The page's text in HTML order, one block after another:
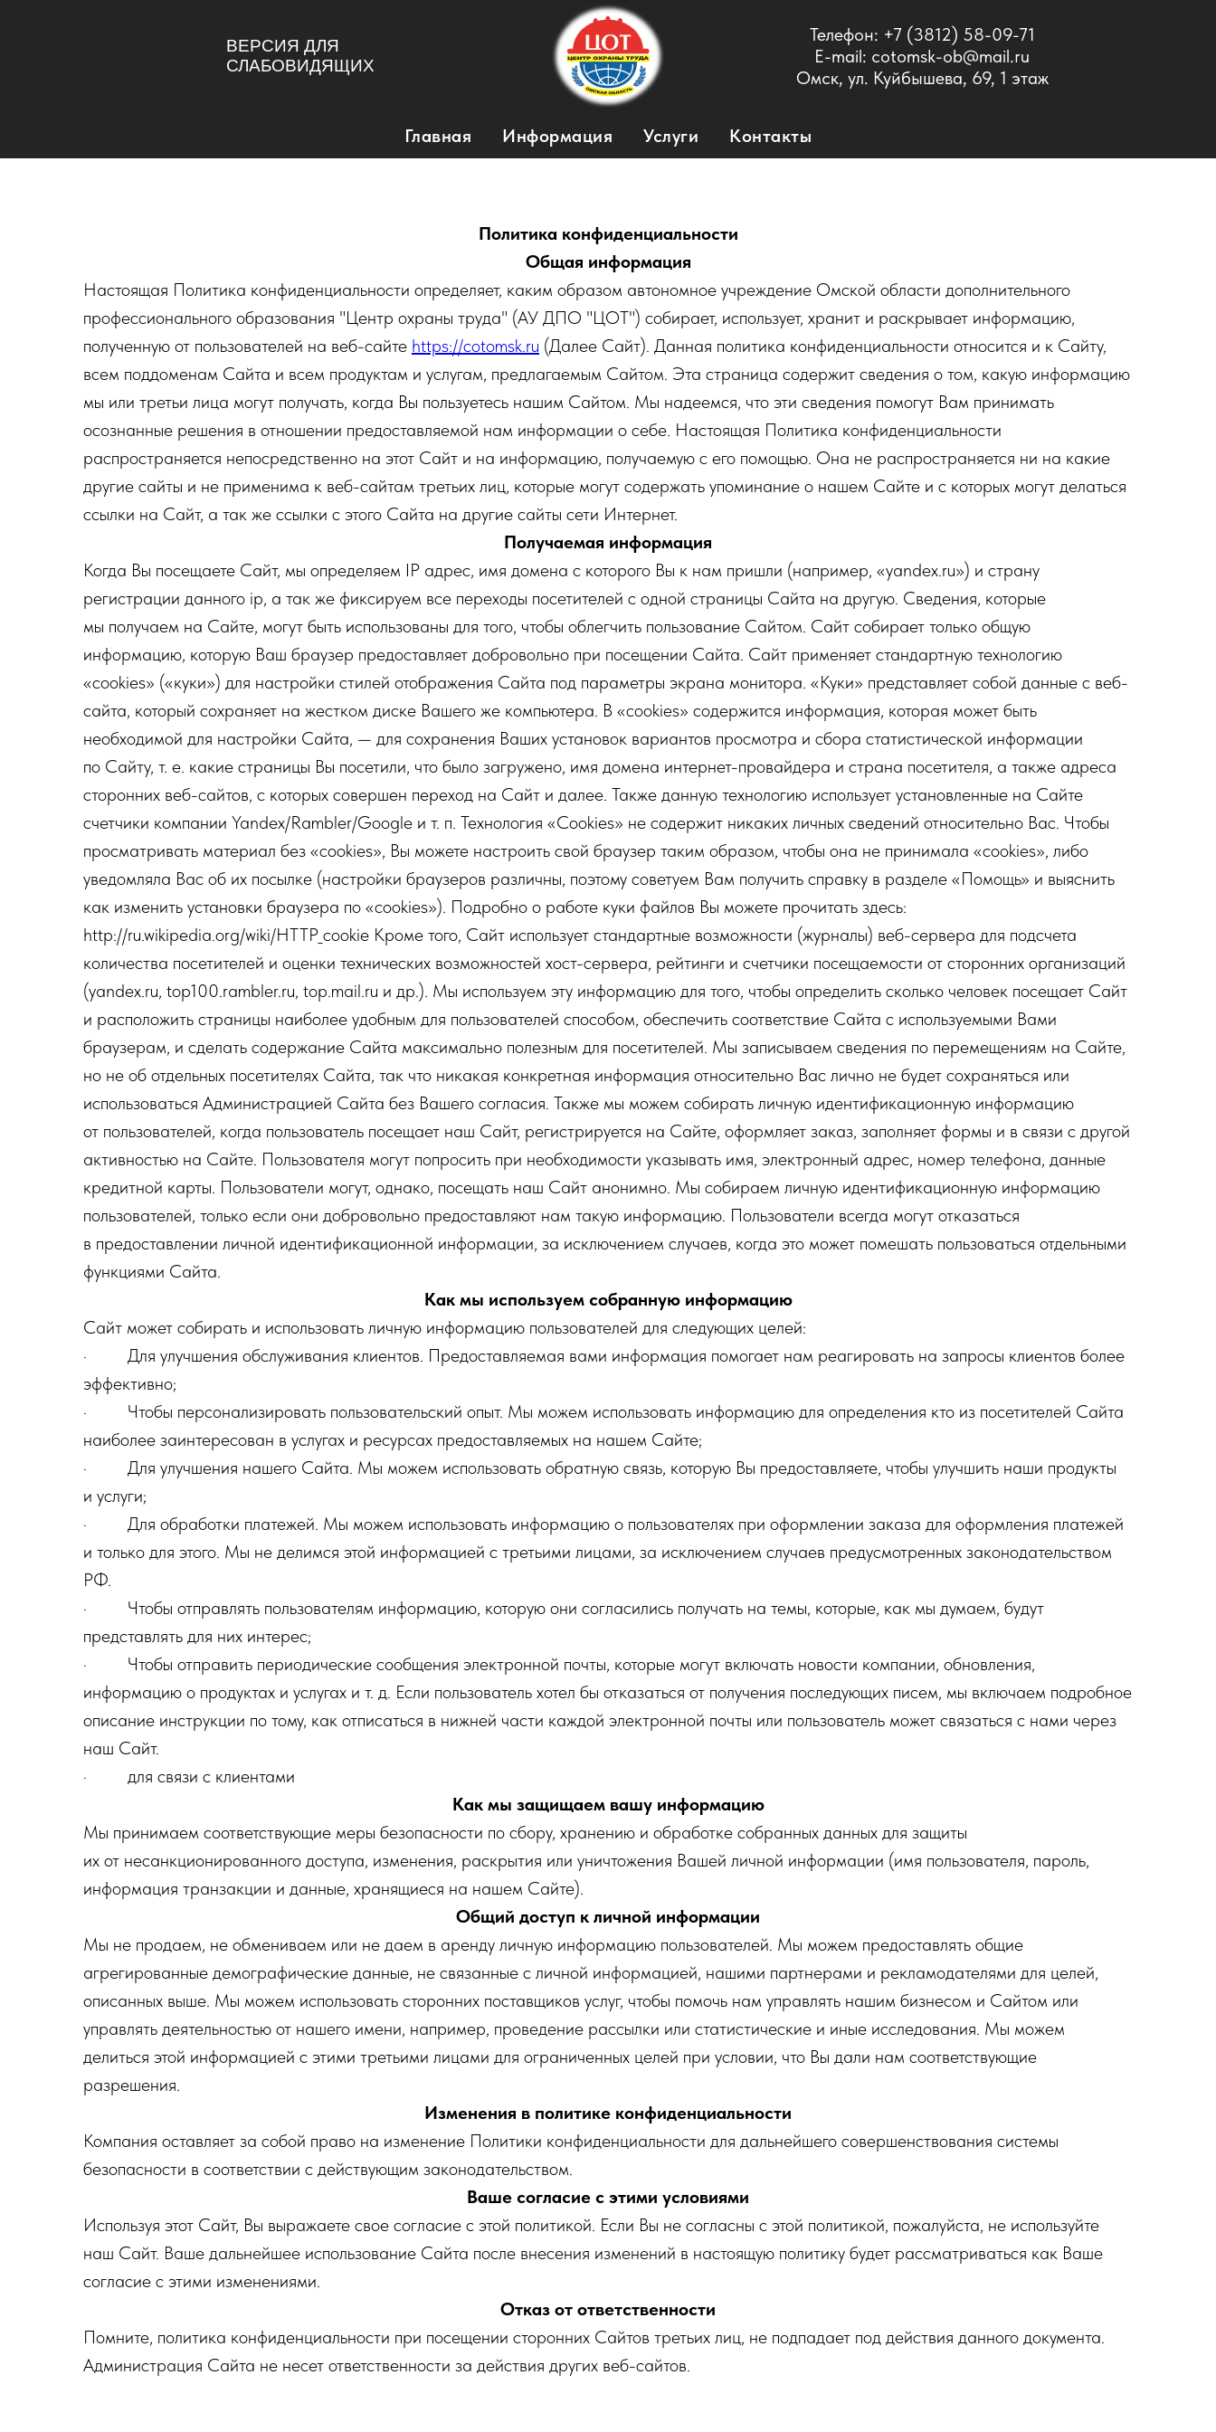
Телефон: +7 (3812) 58-09-71
E-mail: cotomsk-ob@mail.ru
Омск, ул. Куйбышева, 69, 1 этаж
Главная Информация Услуги Контакты
ВЕРСИЯ ДЛЯ
СЛАБОВИДЯЩИХ
Политика конфиденциальности
Общая информация
Настоящая Политика конфиденциальности определяет, каким образом автономное учреждение Омской области дополнительного
профессионального образования "Центр охраны труда" (АУ ДПО "ЦОТ") собирает, использует, хранит и раскрывает информацию,
полученную от пользователей на веб-сайте https://cotomsk.ru (Далее Cайт). Данная политика конфиденциальности относится и к Сайту,
всем поддоменам Сайта и всем продуктам и услугам, предлагаемым Сайтом. Эта страница содержит сведения о том, какую информацию
мы или третьи лица могут получать, когда Вы пользуетесь нашим Сайтом. Мы надеемся, что эти сведения помогут Вам принимать
осознанные решения в отношении предоставляемой нам информации о себе. Настоящая Политика конфиденциальности
распространяется непосредственно на этот Сайт и на информацию, получаемую с его помощью. Она не распространяется ни на какие
другие сайты и не применима к веб-сайтам третьих лиц, которые могут содержать упоминание о нашем Сайте и с которых могут делаться
ссылки на Сайт, а так же ссылки с этого Сайта на другие сайты сети Интернет.
Получаемая информация
Когда Вы посещаете Сайт, мы определяем IP адрес, имя домена с которого Вы к нам пришли (например, «yandex.ru») и страну
регистрации данного ip, а так же фиксируем все переходы посетителей с одной страницы Сайта на другую. Сведения, которые
мы получаем на Сайте, могут быть использованы для того, чтобы облегчить пользование Сайтом. Сайт собирает только общую
информацию, которую Ваш браузер предоставляет добровольно при посещении Сайта. Сайт применяет стандартную технологию
«cookies» («куки») для настройки стилей отображения Сайта под параметры экрана монитора. «Куки» представляет собой данные с веб-
сайта, который сохраняет на жестком диске Вашего же компьютера. В «cookies» содержится информация, которая может быть
необходимой для настройки Сайта, — для сохранения Ваших установок вариантов просмотра и сбора статистической информации
по Сайту, т. е. какие страницы Вы посетили, что было загружено, имя домена интернет-провайдера и страна посетителя, а также адреса
сторонних веб-сайтов, с которых совершен переход на Сайт и далее. Также данную технологию использует установленные на Сайте
счетчики компании Yandex/Rambler/Google и т. п. Технология «Cookies» не содержит никаких личных сведений относительно Вас. Чтобы
просматривать материал без «cookies», Вы можете настроить свой браузер таким образом, чтобы она не принимала «cookies», либо
уведомляла Вас об их посылке (настройки браузеров различны, поэтому советуем Вам получить справку в разделе «Помощь» и выяснить
как изменить установки браузера по «cookies»). Подробно о работе куки файлов Вы можете прочитать здесь:
http://ru.wikipedia.org/wiki/HTTP_cookie Кроме того, Сайт использует стандартные возможности (журналы) веб-сервера для подсчета
количества посетителей и оценки технических возможностей хост-сервера, рейтинги и счетчики посещаемости от сторонних организаций
(yandex.ru, top100.rambler.ru, top.mail.ru и др.). Мы используем эту информацию для того, чтобы определить сколько человек посещает Сайт
и расположить страницы наиболее удобным для пользователей способом, обеспечить соответствие Сайта с используемыми Вами
браузерам, и сделать содержание Сайта максимально полезным для посетителей. Мы записываем сведения по перемещениям на Сайте,
но не об отдельных посетителях Сайта, так что никакая конкретная информация относительно Вас лично не будет сохраняться или
использоваться Администрацией Сайта без Вашего согласия. Также мы можем собирать личную идентификационную информацию
от пользователей, когда пользователь посещает наш Сайт, регистрируется на Сайте, оформляет заказ, заполняет формы и в связи с другой
активностью на Сайте. Пользователя могут попросить при необходимости указывать имя, электронный адрес, номер телефона, данные
кредитной карты. Пользователи могут, однако, посещать наш Сайт анонимно. Мы собираем личную идентификационную информацию
пользователей, только если они добровольно предоставляют нам такую информацию. Пользователи всегда могут отказаться
в предоставлении личной идентификационной информации, за исключением случаев, когда это может помешать пользоваться отдельными
функциями Сайта.
Как мы используем собранную информацию
Сайт может собирать и использовать личную информацию пользователей для следующих целей:
· Для улучшения обслуживания клиентов. Предоставляемая вами информация помогает нам реагировать на запросы клиентов более
эффективно;
· Чтобы персонализировать пользовательский опыт. Мы можем использовать информацию для определения кто из посетителей Сайта
наиболее заинтересован в услугах и ресурсах предоставляемых на нашем Сайте;
· Для улучшения нашего Сайта. Мы можем использовать обратную связь, которую Вы предоставляете, чтобы улучшить наши продукты
и услуги;
· Для обработки платежей. Мы можем использовать информацию о пользователях при оформлении заказа для оформления платежей
и только для этого. Мы не делимся этой информацией с третьими лицами, за исключением случаев предусмотренных законодательством
РФ.
· Чтобы отправлять пользователям информацию, которую они согласились получать на темы, которые, как мы думаем, будут
представлять для них интерес;
· Чтобы отправить периодические сообщения электронной почты, которые могут включать новости компании, обновления,
информацию о продуктах и услугах и т. д. Если пользователь хотел бы отказаться от получения последующих писем, мы включаем подробное
описание инструкции по тому, как отписаться в нижней части каждой электронной почты или пользователь может связаться с нами через
наш Сайт.
· для связи с клиентами
Как мы защищаем вашу информацию
Мы принимаем соответствующие меры безопасности по сбору, хранению и обработке собранных данных для защиты
их от несанкционированного доступа, изменения, раскрытия или уничтожения Вашей личной информации (имя пользователя, пароль,
информация транзакции и данные, хранящиеся на нашем Сайте).
Общий доступ к личной информации
Мы не продаем, не обмениваем или не даем в аренду личную информацию пользователей. Мы можем предоставлять общие
агрегированные демографические данные, не связанные с личной информацией, нашими партнерами и рекламодателями для целей,
описанных выше. Мы можем использовать сторонних поставщиков услуг, чтобы помочь нам управлять нашим бизнесом и Сайтом или
управлять деятельностью от нашего имени, например, проведение рассылки или статистические и иные исследования. Мы можем
делиться этой информацией с этими третьими лицами для ограниченных целей при условии, что Вы дали нам соответствующие
разрешения.
Изменения в политике конфиденциальности
Компания оставляет за собой право на изменение Политики конфиденциальности для дальнейшего совершенствования системы
безопасности в соответствии с действующим законодательством.
Ваше согласие с этими условиями
Используя этот Сайт, Вы выражаете свое согласие с этой политикой. Если Вы не согласны с этой политикой, пожалуйста, не используйте
наш Сайт. Ваше дальнейшее использование Сайта после внесения изменений в настоящую политику будет рассматриваться как Ваше
согласие с этими изменениями.
Отказ от ответственности
Помните, политика конфиденциальности при посещении сторонних Сайтов третьих лиц, не подпадает под действия данного документа.
Администрация Сайта не несет ответственности за действия других веб-сайтов.